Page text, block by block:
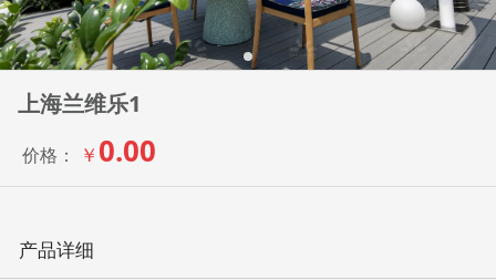
上海兰维乐1
价格： ￥ 0.00
产品详细